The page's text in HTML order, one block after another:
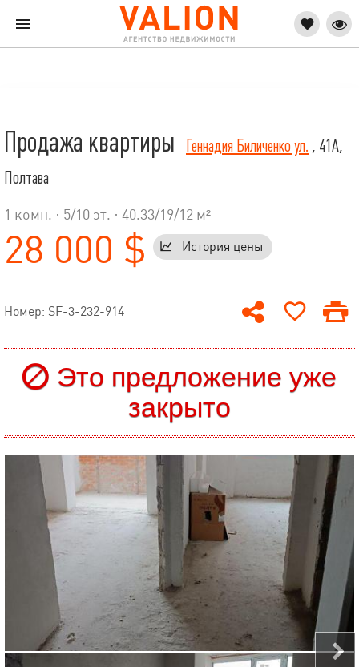
Продажа квартиры Геннадия Биличенко ул. , 41А,
Полтава
1 комн. · 5/10 эт. · 40.33/19/12 м²
28 000 $ История цены
Номер: SF-3-232-914
Это предложение уже
закрыто